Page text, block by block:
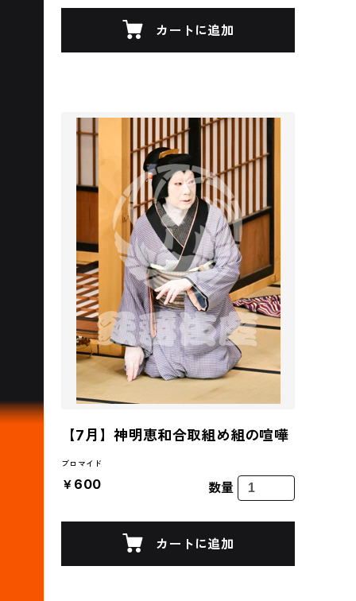
カートに追加
【7月】神明恵和合取組め組の喧嘩
ブロマイド
￥600 数量
カートに追加